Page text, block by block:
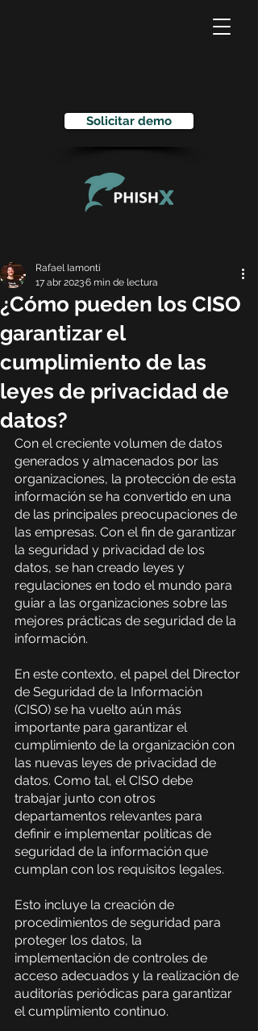
Solicitar demo
¿Cómo pueden los CISO
garantizar el
cumplimiento de las
leyes de privacidad de
datos?
Rafael Iamonti
17 abr 20236 min de lectura
Con el creciente volumen de datos
generados y almacenados por las
organizaciones, la protección de esta
información se ha convertido en una
de las principales preocupaciones de
las empresas. Con el fin de garantizar
la seguridad y privacidad de los
datos, se han creado leyes y
regulaciones en todo el mundo para
guiar a las organizaciones sobre las
mejores prácticas de seguridad de la
información.
En este contexto, el papel del Director
de Seguridad de la Información
(CISO) se ha vuelto aún más
importante para garantizar el
cumplimiento de la organización con
las nuevas leyes de privacidad de
datos. Como tal, el CISO debe
trabajar junto con otros
departamentos relevantes para
definir e implementar políticas de
seguridad de la información que
cumplan con los requisitos legales.
Esto incluye la creación de
procedimientos de seguridad para
proteger los datos, la
implementación de controles de
acceso adecuados y la realización de
auditorías periódicas para garantizar
el cumplimiento continuo.